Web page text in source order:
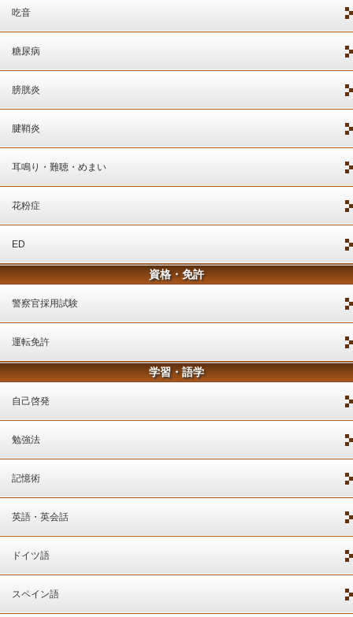
吃音
糖尿病
膀胱炎
腱鞘炎
耳鳴り・難聴・めまい
花粉症
ED
資格・免許
警察官採用試験
運転免許
学習・語学
自己啓発
勉強法
記憶術
英語・英会話
ドイツ語
スペイン語